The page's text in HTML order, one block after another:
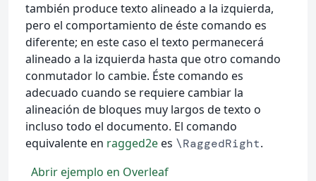
también produce texto alineado a la izquierda,
pero el comportamiento de éste comando es
diferente; en este caso el texto permanecerá
alineado a la izquierda hasta que otro comando
conmutador lo cambie. Éste comando es
adecuado cuando se requiere cambiar la
alineación de bloques muy largos de texto o
incluso todo el documento. El comando
equivalente en ragged2ees \RaggedRight.
Abrir ejemplo en Overleaf